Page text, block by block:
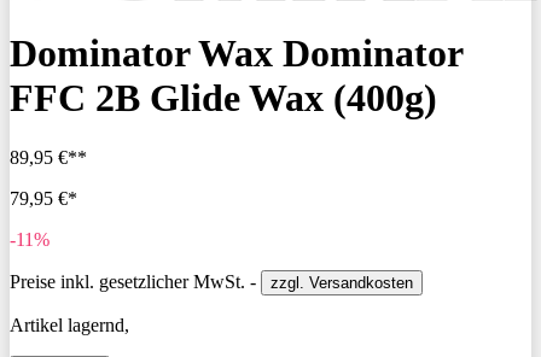
Dominator Wax Dominator
FFC 2B Glide Wax (400g)
89,95 €**
79,95 €*
-11%
Preise inkl. gesetzlicher MwSt. - zzgl. Versandkosten
Artikel lagernd,